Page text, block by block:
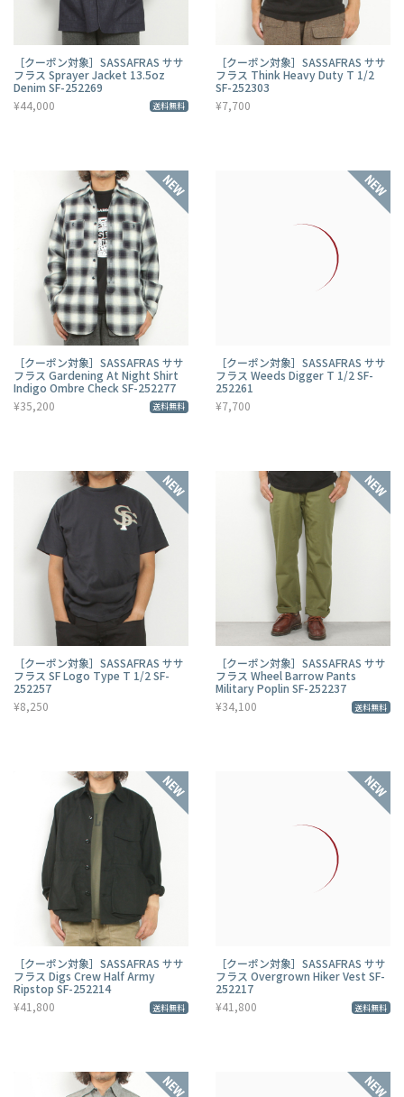
［クーポン対象］SASSAFRAS ササ
フラス Sprayer Jacket 13.5oz
Denim SF-252269
¥44,000
送料無料
［クーポン対象］SASSAFRAS ササ
フラス Think Heavy Duty T 1/2
SF-252303
¥7,700
［クーポン対象］SASSAFRAS ササ
フラス Gardening At Night Shirt
Indigo Ombre Check SF-252277
¥35,200
送料無料
［クーポン対象］SASSAFRAS ササ
フラス Weeds Digger T 1/2 SF-
252261
¥7,700
［クーポン対象］SASSAFRAS ササ
フラス SF Logo Type T 1/2 SF-
252257
¥8,250
［クーポン対象］SASSAFRAS ササ
フラス Wheel Barrow Pants
Military Poplin SF-252237
¥34,100
送料無料
［クーポン対象］SASSAFRAS ササ
フラス Digs Crew Half Army
Ripstop SF-252214
¥41,800
送料無料
［クーポン対象］SASSAFRAS ササ
フラス Overgrown Hiker Vest SF-
252217
¥41,800
送料無料